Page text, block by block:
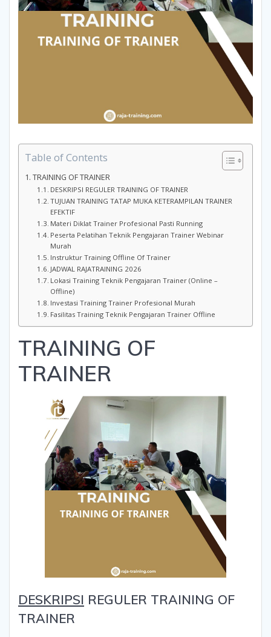
Table of Contents
TRAINING OF TRAINER
DESKRIPSI REGULER TRAINING OF TRAINER
TUJUAN TRAINING TATAP MUKA KETERAMPILAN TRAINER
EFEKTIF
Materi Diklat Trainer Profesional Pasti Running
Peserta Pelatihan Teknik Pengajaran Trainer Webinar
Murah
Instruktur Training Offline Of Trainer
JADWAL RAJATRAINING 2026
Lokasi Training Teknik Pengajaran Trainer (Online –
Offline)
Investasi Training Trainer Profesional Murah
Fasilitas Training Teknik Pengajaran Trainer Offline
TRAINING OF
TRAINER
DESKRIPSI REGULER TRAINING OF
TRAINER